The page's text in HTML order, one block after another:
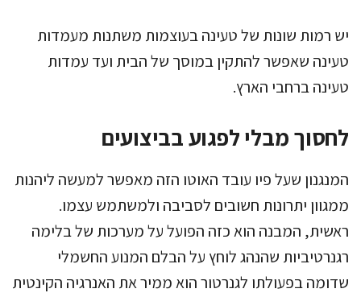
יש רמות שונות של טעינה בעוצמות משתנות מעמדות
טעינה שאפשר להתקין במוסך של הבית ועד עמדות
טעינה ברחבי הארץ.
לחסוך מבלי לפגוע בביצועים
המנגנון שעל פיו עובד האוטו הזה מאפשר למעשה ליהנות
ממגוון יתרונות חשובים לסביבה ולמשתמש עצמו.
ראשית, המבנה הוא כזה הפועל על מערכות של בלימה
רגנרטיביות שהנהג לוחץ על הבלם המנוע החשמלי
שדומה בפעולתו לגנרטור הוא ממיר את האנרגיה הקינטית